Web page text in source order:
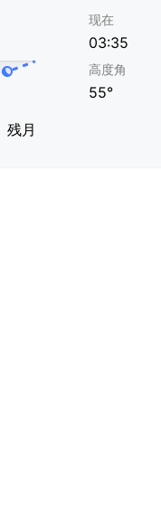
残月
现在
03:35
高度角
55°